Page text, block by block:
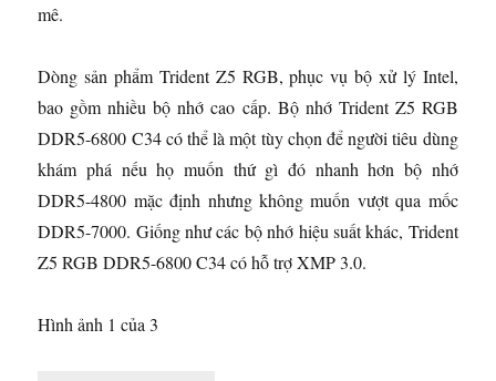
mê.
Dòng sản phẩm Trident Z5 RGB, phục vụ bộ xử lý Intel,
bao gồm nhiều bộ nhớ cao cấp. Bộ nhớ Trident Z5 RGB
DDR5-6800 C34 có thể là một tùy chọn để người tiêu dùng
khám phá nếu họ muốn thứ gì đó nhanh hơn bộ nhớ
DDR5-4800 mặc định nhưng không muốn vượt qua mốc
DDR5-7000. Giống như các bộ nhớ hiệu suất khác, Trident
Z5 RGB DDR5-6800 C34 có hỗ trợ XMP 3.0.
Hình ảnh 1 của 3